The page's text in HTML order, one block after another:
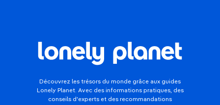
Découvrez les trésors du monde grâce aux guides
Lonely Planet. Avec des informations pratiques, des
conseils d'experts et des recommandations